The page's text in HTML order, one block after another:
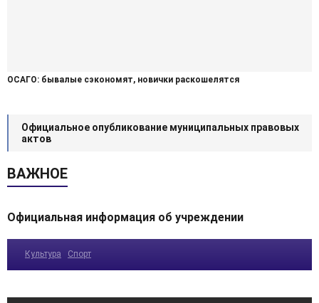
ОСАГО: бывалые сэкономят, новички раскошелятся
Официальное опубликование муниципальных правовых
актов
ВАЖНОЕ
Официальная информация об учреждении
Культура Спорт